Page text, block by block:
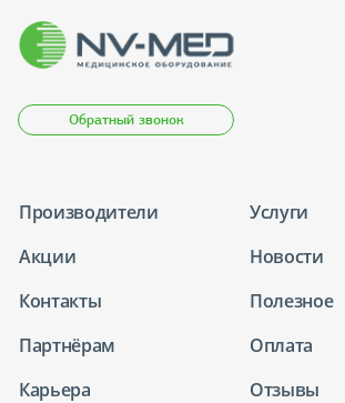
Обратный звонок
Производители
Услуги
Акции
Новости
Контакты
Полезное
Партнёрам
Оплата
Карьера
Отзывы